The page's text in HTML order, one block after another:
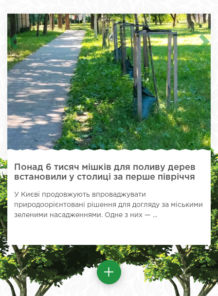
Понад 6 тисяч мішків для поливу дерев
встановили у столиці за перше півріччя
У Києві продовжують впроваджувати
природоорієнтовані рішення для догляду за міськими
зеленими насадженнями. Одне з них — ...